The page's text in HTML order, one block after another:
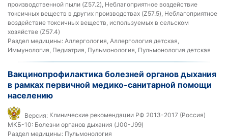
производственной пыли (Z57.2), Неблагоприятное воздействие
токсичных веществ в других производствах (Z57.5), Неблагоприятное
воздействие токсичных веществ, используемых в сельском
хозяйстве (Z57.4)
Раздел медицины: Аллергология, Аллергология детская,
Иммунология, Педиатрия, Пульмонология, Пульмонология детская
Вакцинопрофилактика болезней органов дыхания
в рамках первичной медико-санитарной помощи
населению
Версия: Клинические рекомендации РФ 2013-2017 (Россия)
МКБ-10: Болезни органов дыхания (J00-J99)
Раздел медицины: Пульмонология